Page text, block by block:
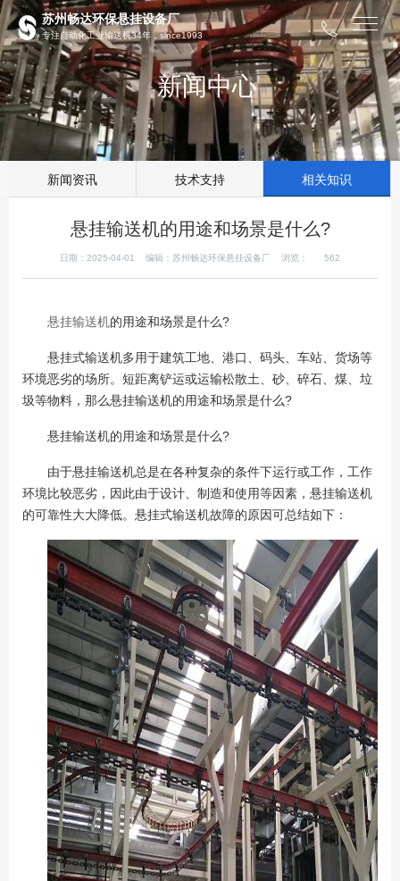
苏州畅达环保悬挂设备厂
专注自动化工业输送机34年，since1993
新闻中心
新闻资讯 技术支持 相关知识
悬挂输送机的用途和场景是什么?
日期：2025-04-01 编辑：苏州畅达环保悬挂设备厂 浏览： 562
悬挂输送机的用途和场景是什么?
悬挂式输送机多用于建筑工地、港口、码头、车站、货场等
环境恶劣的场所。短距离铲运或运输松散土、砂、碎石、煤、垃
圾等物料，那么悬挂输送机的用途和场景是什么?
悬挂输送机的用途和场景是什么?
由于悬挂输送机总是在各种复杂的条件下运行或工作，工作
环境比较恶劣，因此由于设计、制造和使用等因素，悬挂输送机
的可靠性大大降低。悬挂式输送机故障的原因可总结如下：